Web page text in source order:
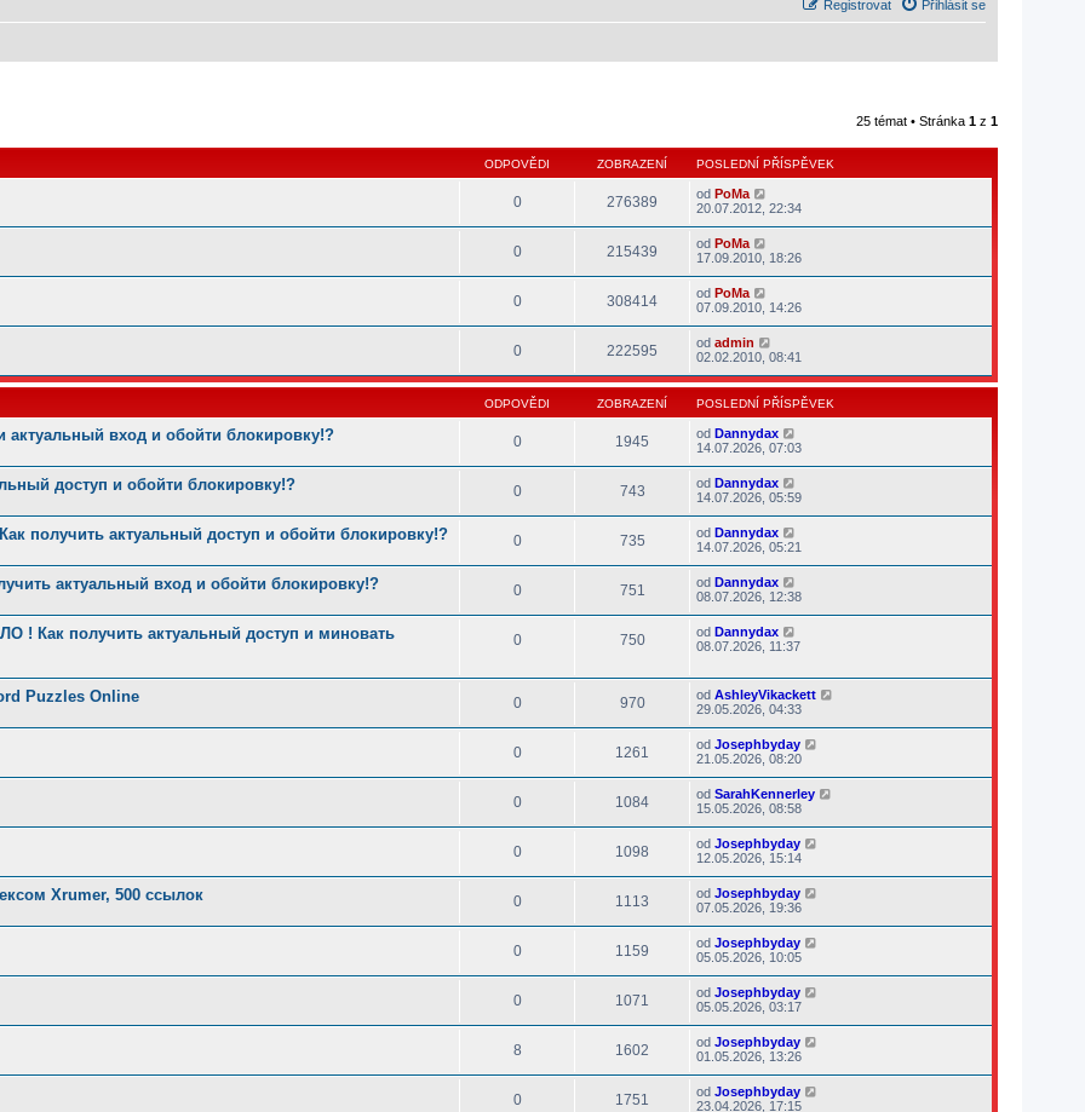
Přihlásit se
Registrovat
25 témat • Stránka 1 z 1
ODPOVĚDI ZOBRAZENÍ POSLEDNÍ PŘÍSPĚVEK
0 276389 od PoMa
20.07.2012, 22:34
0 215439 od PoMa
17.09.2010, 18:26
0 308414 od PoMa
07.09.2010, 14:26
0 222595 od admin
02.02.2010, 08:41
ODPOVĚDI ZOBRAZENÍ POSLEDNÍ PŘÍSPĚVEK
вход и обойти блокировку!? 0 1945 od Dannydax
14.07.2026, 07:03
доступ и обойти блокировку!? 0 743 od Dannydax
14.07.2026, 05:59
получить актуальный доступ и обойти блокировку!? 0 735 od Dannydax
14.07.2026, 05:21
актуальный вход и обойти блокировку!? 0 751 od Dannydax
08.07.2026, 12:38
! Как получить актуальный доступ и миновать 0 750 od Dannydax
08.07.2026, 11:37
Puzzles Online 0 970 od AshleyVikackett
29.05.2026, 04:33
0 1261 od Josephbyday
21.05.2026, 08:20
0 1084 od SarahKennerley
15.05.2026, 08:58
0 1098 od Josephbyday
12.05.2026, 15:14
Xrumer, 500 ссылок 0 1113 od Josephbyday
07.05.2026, 19:36
0 1159 od Josephbyday
05.05.2026, 10:05
0 1071 od Josephbyday
05.05.2026, 03:17
8 1602 od Josephbyday
01.05.2026, 13:26
0 1751 od Josephbyday
23.04.2026, 17:15